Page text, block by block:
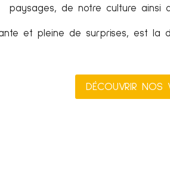
paysages, de notre culture ainsi
et pleine de surprises, est la
DÉCOUVRIR NOS